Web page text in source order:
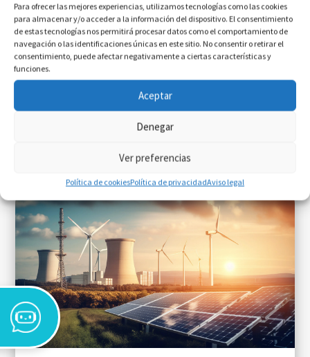
Para ofrecer las mejores experiencias, utilizamos tecnologías como las cookies
para almacenar y/o acceder a la información del dispositivo. El consentimiento
de estas tecnologías nos permitirá procesar datos como el comportamiento de
navegación o las identificaciones únicas en este sitio. No consentir o retirar el
consentimiento, puede afectar negativamente a ciertas características y
funciones.
Aceptar
Denegar
Ver preferencias
Política de cookiesPolítica de privacidadAviso legal
¿Qué papel tiene el MarTech en las
entidades financieras?
,MarTech